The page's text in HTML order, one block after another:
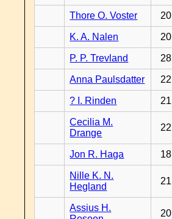
Thore O. Voster 20
K. A. Nalen 20
P. P. Trevland 28
Anna Paulsdatter 22
? I. Rinden 21
Cecilia M.
Drange
22
Jon R. Haga 18
Nille K. N.
Hegland
21
Assius H.
20